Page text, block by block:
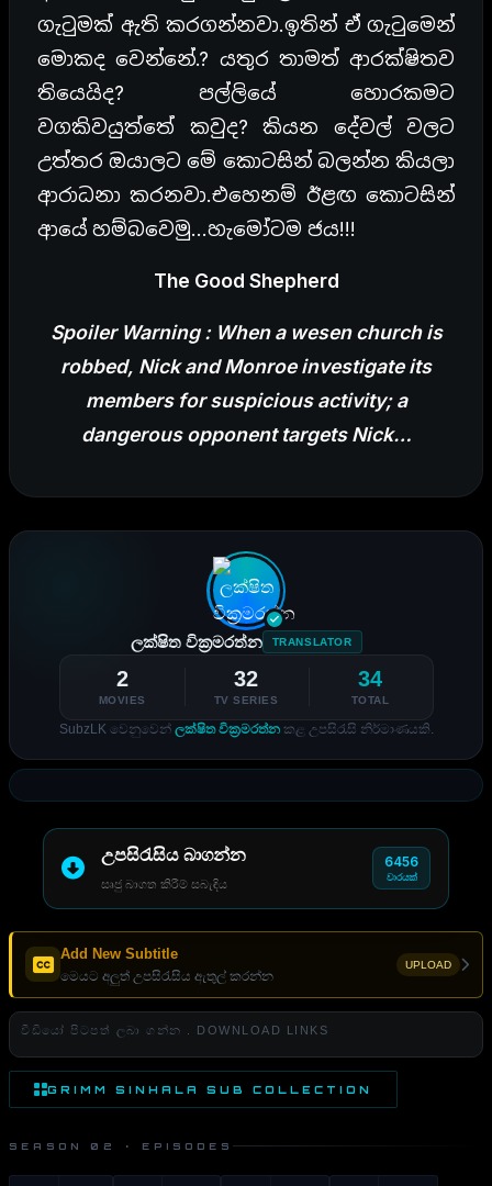
ගැටුමක් ඇති කරගන්නවා.ඉතින් ඒ ගැටුමෙන්
මොකද වෙන්නේ.? යතුර තාමත් ආරක්ෂිතව
තියෙයිද? පල්ලියේ හොරකමට
වගකිවයුත්තේ කවුද? කියන දේවල් වලට
උත්තර ඔයාලට මේ කොටසින් බලන්න කියලා
ආරාධනා කරනවා.එහෙනම් ඊළඟ කොටසින්
ආයේ හම්බවෙමු…හැමෝටම ජය!!!
The Good Shepherd
Spoiler Warning : When a wesen church is
robbed, Nick and Monroe investigate its
members for suspicious activity; a
dangerous opponent targets Nick…
ලක්ෂිත වික්‍රමරත්න TRANSLATOR
2
MOVIES
32
TV SERIES
34
TOTAL
SubzLK වෙනුවෙන් ලක්ෂිත වික්‍රමරත්නකළ උපසිරැසි නිර්මාණයකි.
උපසිරැසිය බාගන්න
සෘජු බාගත කිරීම් සබැඳිය
6456
වාරයක්
Add New Subtitle
මෙයට අලුත් උපසිරැසිය ඇතුල් කරන්න
UPLOAD
වීඩියෝ පිටපත් ලබා ගන්න . DOWNLOAD LINKS
GRIMM SINHALA SUB COLLECTION
SEASON 02 · EPISODES